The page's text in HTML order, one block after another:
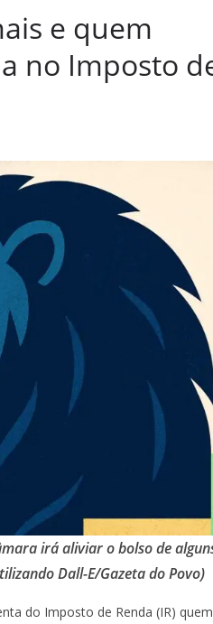
e quem
no Imposto
irá aliviar o bolso de
Dall-E/Gazeta do Povo)
do Imposto de Renda (IR) quem